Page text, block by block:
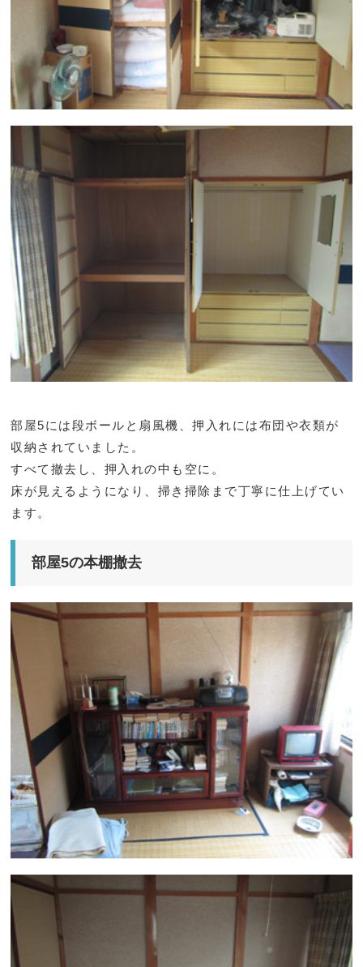
部屋5には段ボールと扇風機、押入れには布団や衣類が
収納されていました。
すべて撤去し、押入れの中も空に。
床が見えるようになり、掃き掃除まで丁寧に仕上げてい
ます。
部屋5の本棚撤去